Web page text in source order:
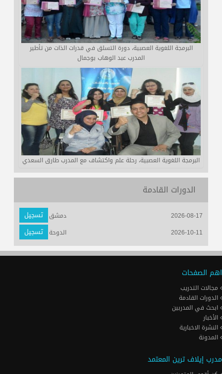
البرمجة اللغوية العصبية، دورة التسلق في قدرات الذات من تأطير
المدرب عبد الوهاب بوجمال
البرمجة اللغوية العصبية، رحلة علم واكتشاف مع المدرب طارق السعدي
الدورات القادمة
2026-08-17 دمشق تسجيل
2026-10-11 الدوحة تسجيل
اهم الصفحات
مجالات التدريب
الدورات القادمة
ابحث في المدربين
الأخبار
النشرة الاخبارية
المدونة
مدرب إيلاف ترين المعتمد